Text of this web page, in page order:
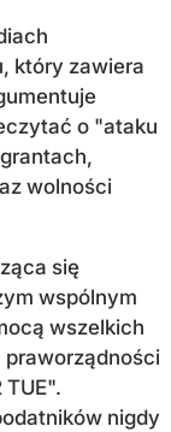
który zawiera
o "ataku
wolności
się
wspólnym
wszelkich
praworządności
nigdy